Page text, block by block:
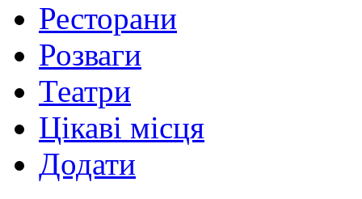
Ресторани
Розваги
Театри
Цікаві місця
Додати